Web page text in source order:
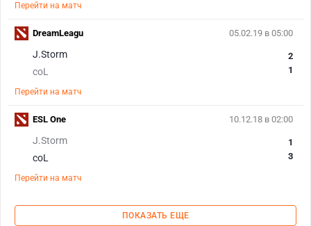
Перейти на матч
05.02.19 в 05:00
J.Storm
coL
2
1
Перейти на матч
DreamLeagu
10.12.18 в 02:00
J.Storm
coL
1
3
Перейти на матч
ESL One
ПОКАЗАТЬ ЕЩЕ